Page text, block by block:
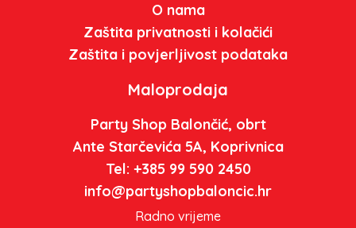
O nama
Zaštita privatnosti i kolačići
Zaštita i povjerljivost podataka
Maloprodaja
Party Shop Balončić, obrt
Ante Starčevića 5A, Koprivnica
Tel: +385 99 590 2450
info@partyshopbaloncic.hr
Radno vrijeme